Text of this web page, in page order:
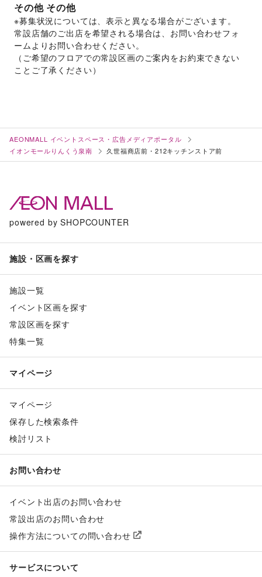
その他 その他
※募集状況については、表示と異なる場合がございます。
常設店舗のご出店を希望される場合は、お問い合わせフォ
ームよりお問い合わせください。
（ご希望のフロアでの常設区画のご案内をお約束できない
ことご了承ください）
AEONMALL イベントスペース・広告メディアポータル
イオンモールりんくう泉南
久世福商店前・212キッチンストア前
powered by SHOPCOUNTER
施設・区画を探す
施設一覧
イベント区画を探す
常設区画を探す
特集一覧
マイページ
マイページ
保存した検索条件
検討リスト
お問い合わせ
イベント出店のお問い合わせ
常設出店のお問い合わせ
操作方法についての問い合わせ
サービスについて